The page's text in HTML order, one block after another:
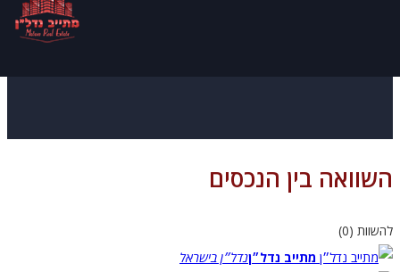
בין הנכסים
(
0
)
מתייב נדל״ןנדל״ן בישראל